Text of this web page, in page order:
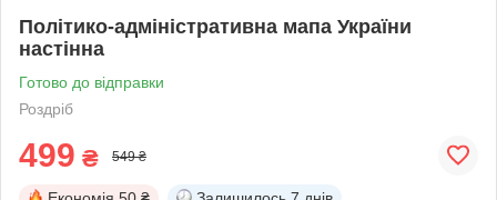
Політико-адміністративна мапа України
настінна
Готово до відправки
Роздріб
499 ₴ 549 ₴